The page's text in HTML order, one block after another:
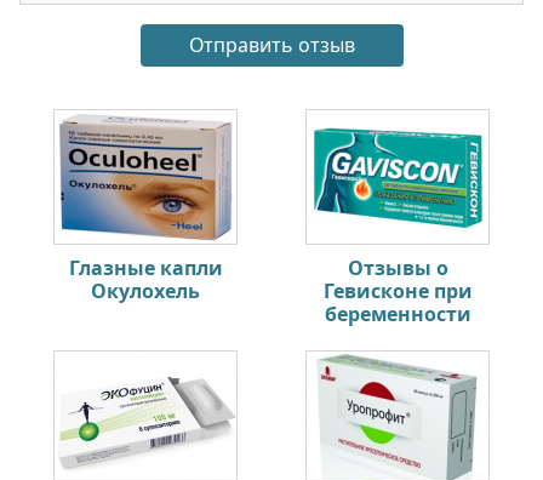
Глазные капли
Окулохель
Отзывы о
Гевисконе при
беременности